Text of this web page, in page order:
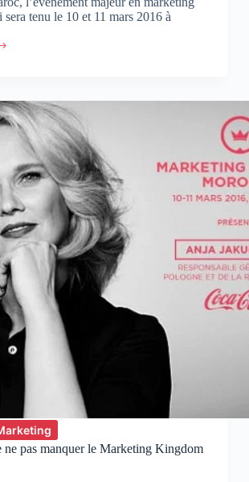
tenu le 10 et 11 mars 2016 à
ne pas manquer le Marketing Kingdom